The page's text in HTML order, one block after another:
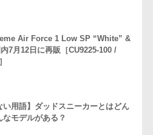
Air Force 1 Low SP “White” &
7月12日に再販［CU9225-100 /
い用語】ダッドスニーカーとはどん
モデルがある？